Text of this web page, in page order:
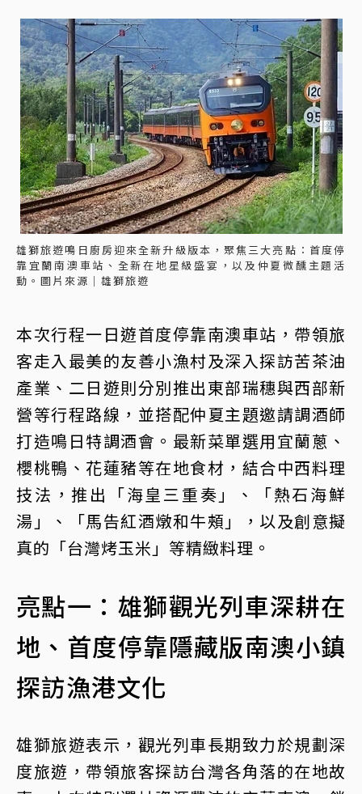
雄獅旅遊鳴日廚房迎來全新升級版本，聚焦三大亮點：首度停
靠宜蘭南澳車站、全新在地星級盛宴，以及仲夏微醺主題活
動。圖片來源｜雄獅旅遊
本次行程一日遊首度停靠南澳車站，帶領旅
客走入最美的友善小漁村及深入探訪苦茶油
產業、二日遊則分別推出東部瑞穗與西部新
營等行程路線，並搭配仲夏主題邀請調酒師
打造鳴日特調酒會。最新菜單選用宜蘭蔥、
櫻桃鴨、花蓮豬等在地食材，結合中西料理
技法，推出「海皇三重奏」、「熱石海鮮
湯」、「馬告紅酒燉和牛頰」，以及創意擬
真的「台灣烤玉米」等精緻料理。
亮點一：雄獅觀光列車深耕在
地、首度停靠隱藏版南澳小鎮
探訪漁港文化
雄獅旅遊表示，觀光列車長期致力於規劃深
度旅遊，帶領旅客探訪台灣各角落的在地故